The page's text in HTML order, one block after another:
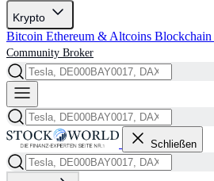
Krypto
Bitcoin Ethereum & Altcoins Blockchain
Community Broker
Schließen